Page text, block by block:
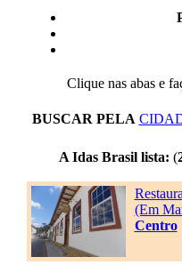
Clique nas abas e
BUSCAR PELA
A Idas Brasil lista: (
(Em
Centro